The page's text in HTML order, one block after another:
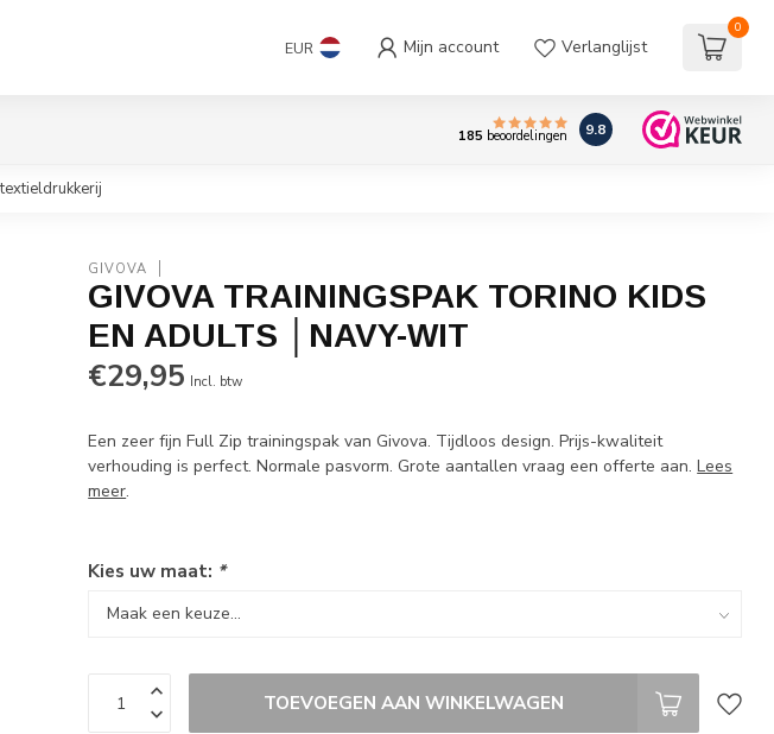
EUR Mijn account Verlanglijst
0
185 beoordelingen 9.8
GIVOVA
GIVOVA TRAININGSPAK TORINO KIDS
EN ADULTS │NAVY-WIT
€29,95 Incl. btw
Een zeer fijn Full Zip trainingspak van Givova. Tijdloos design. Prijs-kwaliteit
verhouding is perfect. Normale pasvorm. Grote aantallen vraag een offerte aan.Lees
meer.
Kies uw maat: *
TOEVOEGEN AAN WINKELWAGEN